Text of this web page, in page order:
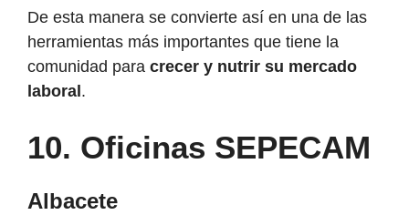
De esta manera se convierte así en una de las
herramientas más importantes que tiene la
comunidad para crecer y nutrir su mercado
laboral .
10. Oficinas SEPECAM
Albacete